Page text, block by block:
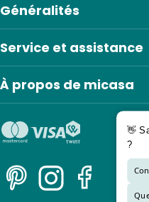
Généralités
Service et assistance
À propos de micasa
PinterestInstagramFacebook